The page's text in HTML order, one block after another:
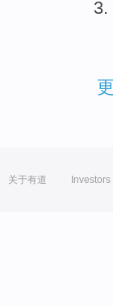
关于有道 Investors